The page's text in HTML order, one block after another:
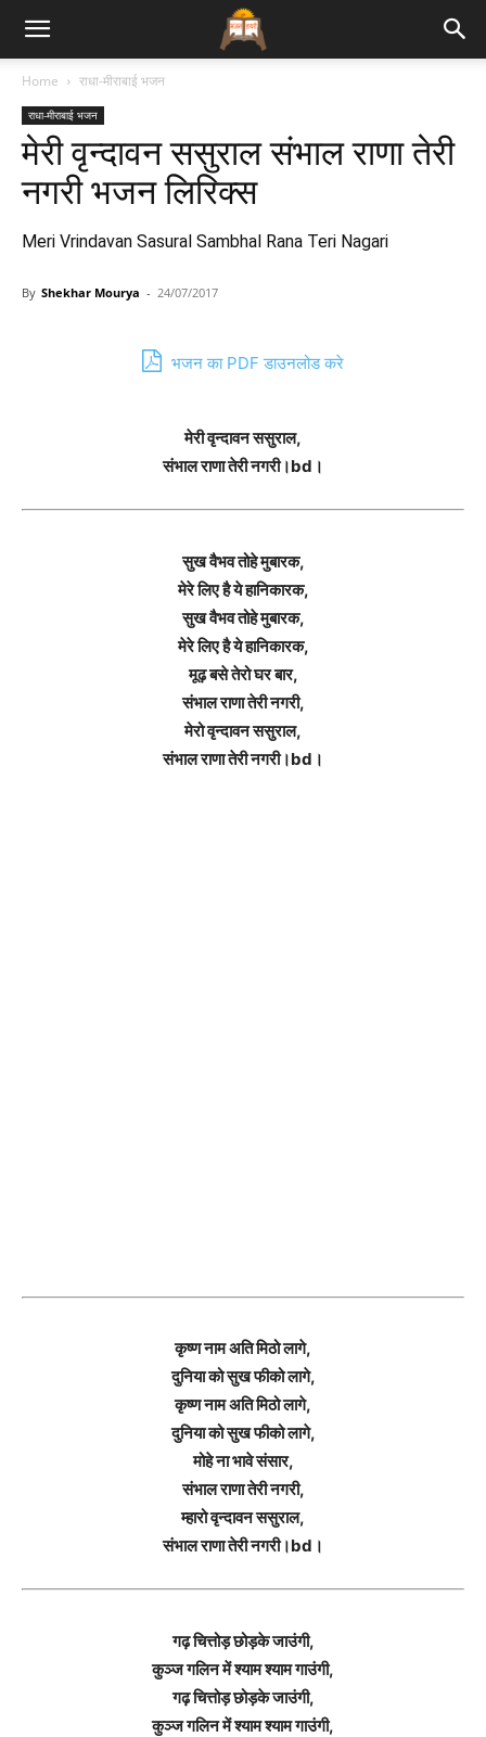
Bhajan
Lyrics
Home राधा-मीराबाई भजन
राधा-मीराबाई भजन
मेरी वृन्दावन ससुराल संभाल राणा तेरी
नगरी भजन लिरिक्स
Meri Vrindavan Sasural Sambhal Rana Teri Nagari
By Shekhar Mourya - 24/07/2017
भजन का PDF डाउनलोड करे
मेरी वृन्दावन ससुराल,
संभाल राणा तेरी नगरी।bd।
सुख वैभव तोहे मुबारक,
मेरे लिए है ये हानिकारक,
सुख वैभव तोहे मुबारक,
मेरे लिए है ये हानिकारक,
मूढ़ बसे तेरो घर बार,
संभाल राणा तेरी नगरी,
मेरो वृन्दावन ससुराल,
संभाल राणा तेरी नगरी।bd।
कृष्ण नाम अति मिठो लागे,
दुनिया को सुख फीको लागे,
कृष्ण नाम अति मिठो लागे,
दुनिया को सुख फीको लागे,
मोहे ना भावे संसार,
संभाल राणा तेरी नगरी,
म्हारो वृन्दावन ससुराल,
संभाल राणा तेरी नगरी।bd।
गढ़ चित्तोड़ छोड़के जाउंगी,
कुञ्ज गलिन में श्याम श्याम गाउंगी,
गढ़ चित्तोड़ छोड़के जाउंगी,
कुञ्ज गलिन में श्याम श्याम गाउंगी,